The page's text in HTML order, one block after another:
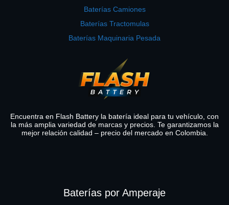
Baterías Camiones
Baterías Tractomulas
Baterías Maquinaria Pesada
Encuentra en Flash Battery la batería ideal para tu vehículo, con
la más amplia variedad de marcas y precios. Te garantizamos la
mejor relación calidad – precio del mercado en Colombia.
Baterías por Amperaje